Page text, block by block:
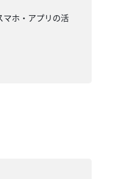
ホ・アプリの活